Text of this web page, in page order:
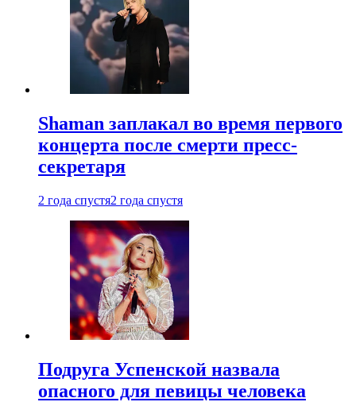
Shaman заплакал во время первого
концерта после смерти пресс-
секретаря
2 года спустя2 года спустя
Подруга Успенской назвала
опасного для певицы человека